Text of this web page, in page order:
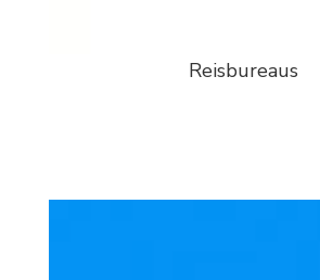
Reisbureaus